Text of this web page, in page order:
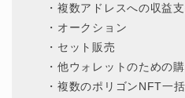
・複数アドレスへの収益
・オークション
・セット販売
・他ウォレットのための購
・複数のポリゴンNFT一